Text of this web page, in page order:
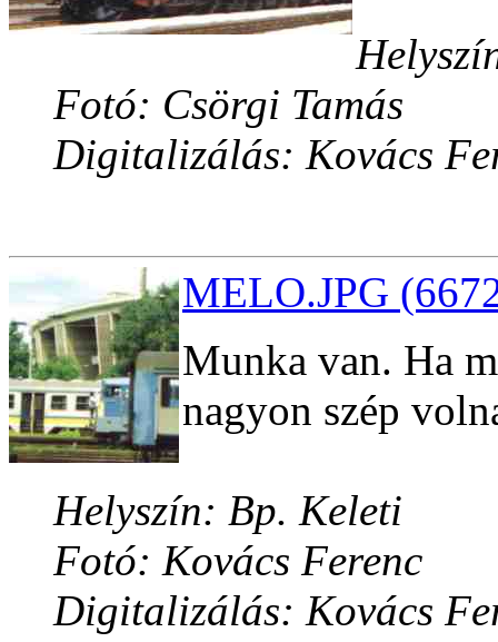
Fotó: Csörgi Tamás
Digitalizálás: Kovács
MELO.JPG
Munka van. Ha
nagyon szép
Helyszín: Bp. Keleti
Fotó: Kovács Ferenc
Digitalizálás: Kovács